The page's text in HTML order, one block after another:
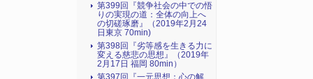
第399回『競争社会の中での悟
りの実現の道：全体の向上へ
の切磋琢磨』（2019年2月24
日東京 70min)
第398回『劣等感を生きる力に
変える慈悲の思想』（2019年
2月17日 福岡 80min）